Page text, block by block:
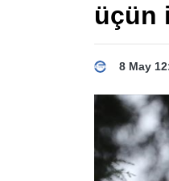
üçün
8 May